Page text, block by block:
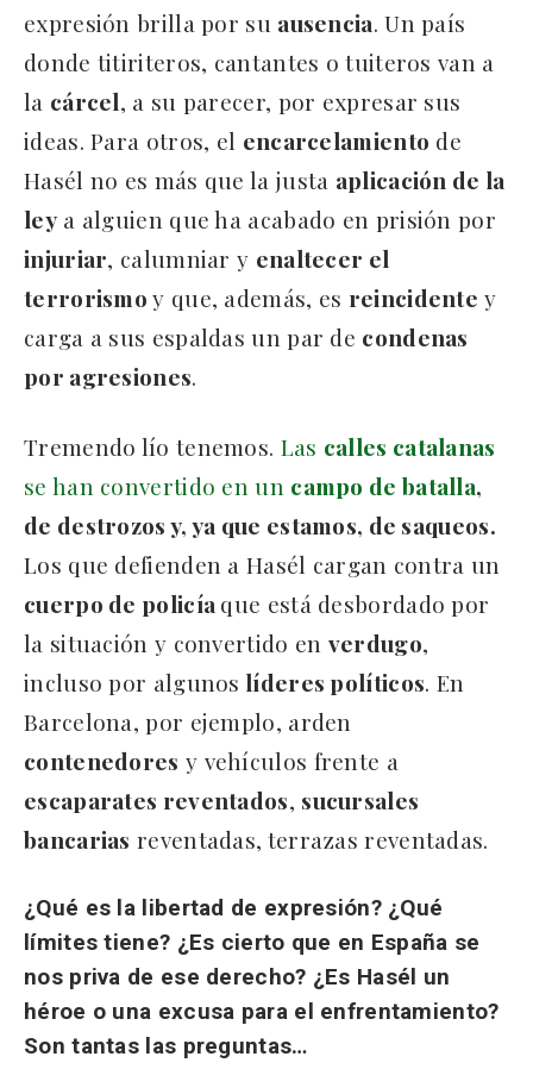
expresión brilla por su ausencia. Un país
donde titiriteros, cantantes o tuiteros van a
la cárcel, a su parecer, por expresar sus
ideas. Para otros, el encarcelamiento de
Hasél no es más que la justa aplicación de la
leya alguien que ha acabado en prisión por
injuriar, calumniar y enaltecer el
terrorismoy que, además, es reincidente y
carga a sus espaldas un par de condenas
por agresiones.
Tremendo lío tenemos. Las calles catalanas
se han convertido en un campo de batalla,
de destrozos y, ya que estamos, de saqueos.
Los que defienden a Hasél cargan contra un
cuerpo de policía que está desbordado por
la situación y convertido en verdugo,
incluso por algunos líderes políticos. En
Barcelona, por ejemplo, arden
contenedores y vehículos frente a
escaparates reventados, sucursales
bancarias reventadas, terrazas reventadas.
¿Qué es la libertad de expresión? ¿Qué
límites tiene? ¿Es cierto que en España se
nos priva de ese derecho? ¿Es Hasél un
héroe o una excusa para el enfrentamiento?
Son tantas las preguntas…